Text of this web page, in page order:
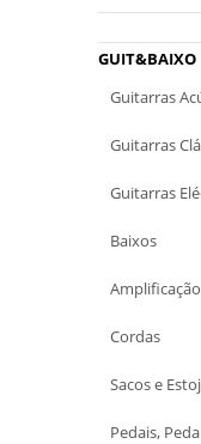
GUIT&BAIXO
Guitarras
Guitarras
Guitarras
Baixos
Amplificação
Cordas
Sacos e
Pedais,